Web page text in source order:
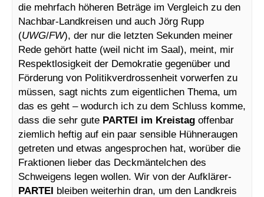
die mehrfach höheren Beträge im Vergleich zu den
Nachbar-Landkreisen und auch Jörg Rupp
(UWG/FW), der nur die letzten Sekunden meiner
Rede gehört hatte (weil nicht im Saal), meint, mir
Respektlosigkeit der Demokratie gegenüber und
Förderung von Politikverdrossenheit vorwerfen zu
müssen, sagt nichts zum eigentlichen Thema, um
das es geht – wodurch ich zu dem Schluss komme,
dass die sehr gute PARTEI im Kreistag offenbar
ziemlich heftig auf ein paar sensible Hühneraugen
getreten und etwas angesprochen hat, worüber die
Fraktionen lieber das Deckmäntelchen des
Schweigens legen wollen. Wir von der Aufklärer-
PARTEI bleiben weiterhin dran, um den Landkreis